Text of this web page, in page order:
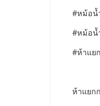
#หม้อน้
#หม้อน้
#ห้าแย
ห้าแยก